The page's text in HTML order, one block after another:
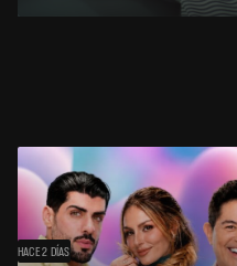
HACE 2 DÍAS